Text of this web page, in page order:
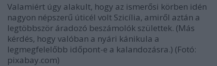
Valamiért úgy alakult, hogy az ismerősi körben idén
nagyon népszerű úticél volt Szicília, amiről aztán a
legtöbbször áradozó beszámolók születtek. (Más
kérdés, hogy valóban a nyári kánikula a
legmegfelelőbb időpont-e a kalandozásra.) (Fotó:
pixabay.com)